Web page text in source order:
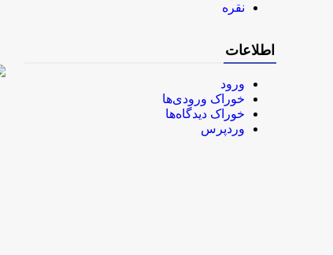
نقره
اطلاعات
ورود
خوراک ورودی‌ها
خوراک دیدگاه‌ها
وردپرس